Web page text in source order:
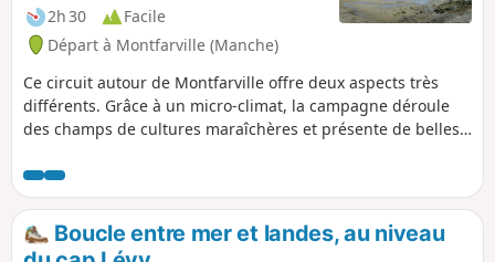
2h 30
Facile
Départ à Montfarville (Manche)
Ce circuit autour de Montfarville offre deux aspects très
différents. Grâce à un micro-climat, la campagne déroule
des champs de cultures maraîchères et présente de belles
côte rocheuse bordée de belles plages. Au départ ou à
l’arrivée, ne pas manquer la visite de l’église.
Boucle entre mer et landes, au niveau